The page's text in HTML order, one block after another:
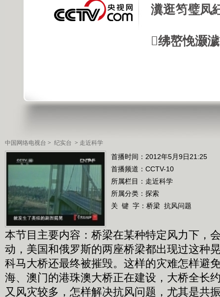
瀵逛笉璧凤
绋嶅悗灏
中国网络电视台 > 纪实台 > 走近科学
首播时间：2012年5月9日21:25
首播频道： CCTV-10
所属栏目： 走近科学
所属分类：探索
关 键 字： 桥梁 抗风问题
本节目主要内容：桥梁在某种特定风力下，
动，美国和俄罗斯的两座桥梁都出现过这种
科马大桥还最终被摧毁。这样的灾难怎样避
海、澳门的港珠澳大桥正在建设，大桥全长
又风灾较多，怎样解决抗风问题，尤其是共